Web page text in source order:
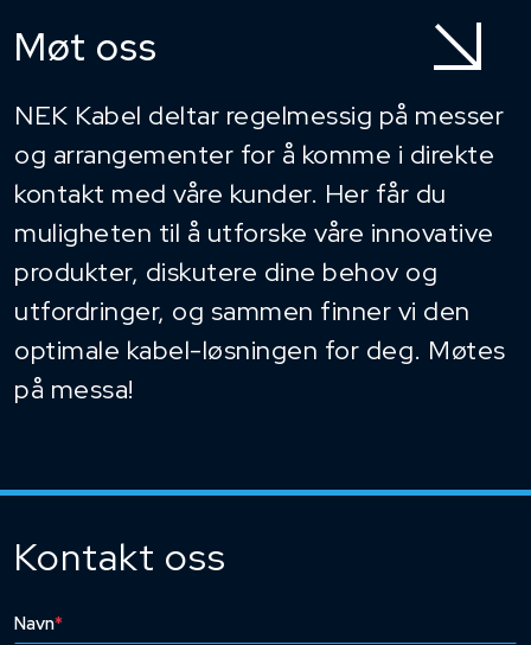
Møt oss
NEK Kabel deltar regelmessig på messer
og arrangementer for å komme i direkte
kontakt med våre kunder. Her får du
muligheten til å utforske våre innovative
produkter, diskutere dine behov og
utfordringer, og sammen finner vi den
optimale kabel-løsningen for deg. Møtes
på messa!
Kontakt oss
Navn*